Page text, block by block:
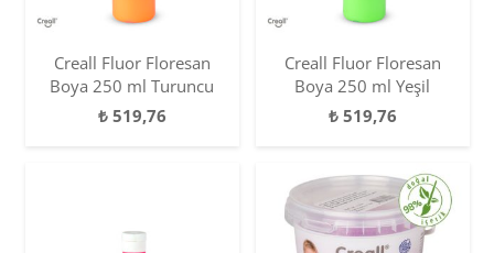
Creall Fluor Floresan
Boya 250 ml Turuncu
₺519,76
Creall Fluor Floresan
Boya 250 ml Yeşil
₺519,76